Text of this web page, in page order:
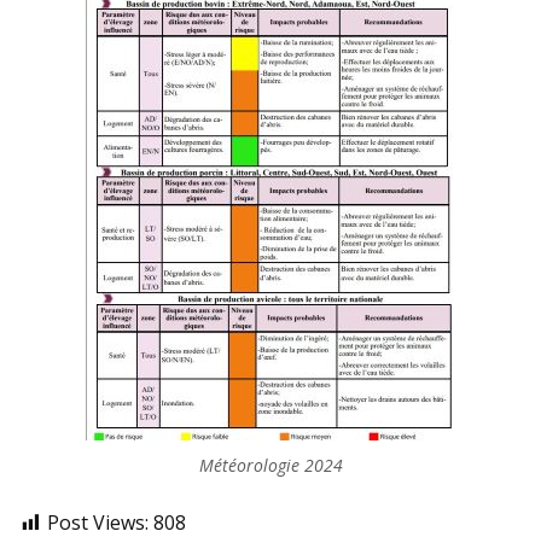
Météorologie 2024
Post Views: 808